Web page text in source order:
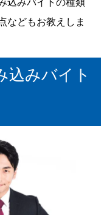
などもお教えしま
込みバイト